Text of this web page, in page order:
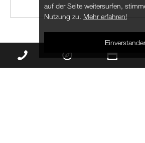
auf der Seite weitersurfen,
Nutzung zu. Mehr erfahren!